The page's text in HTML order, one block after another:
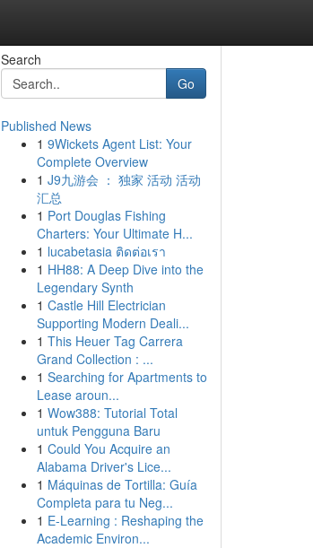
Search
Go
Published News
1 9Wickets Agent List: Your
Complete Overview
1 J9九游会 ： 独家 活动 活动
汇总
1 Port Douglas Fishing
Charters: Your Ultimate H...
1 lucabetasia ติดต่อเรา
1 HH88: A Deep Dive into the
Legendary Synth
1 Castle Hill Electrician
Supporting Modern Deali...
1 This Heuer Tag Carrera
Grand Collection : ...
1 Searching for Apartments to
Lease aroun...
1 Wow388: Tutorial Total
untuk Pengguna Baru
1 Could You Acquire an
Alabama Driver's Lice...
1 Máquinas de Tortilla: Guía
Completa para tu Neg...
1 E-Learning : Reshaping the
Academic Environ...